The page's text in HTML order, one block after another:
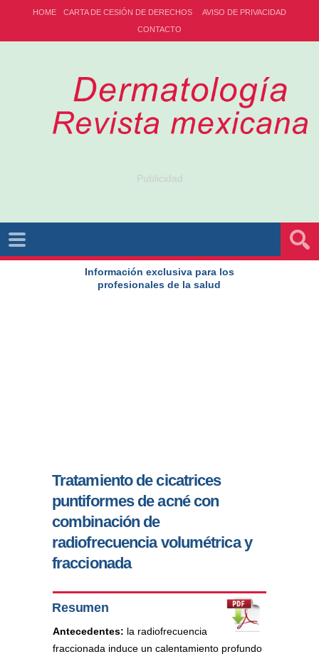
HOME CARTA DE CESIÓN DE DERECHOS
AVISO DE PRIVACIDAD
CONTACTO
Publicidad
Información exclusiva para los
profesionales de la salud
Tratamiento de cicatrices
puntiformes de acné con
combinación de
radiofrecuencia volumétrica y
fraccionada
Resumen
Antecedentes: la radiofrecuencia
fraccionada induce un calentamiento profundo